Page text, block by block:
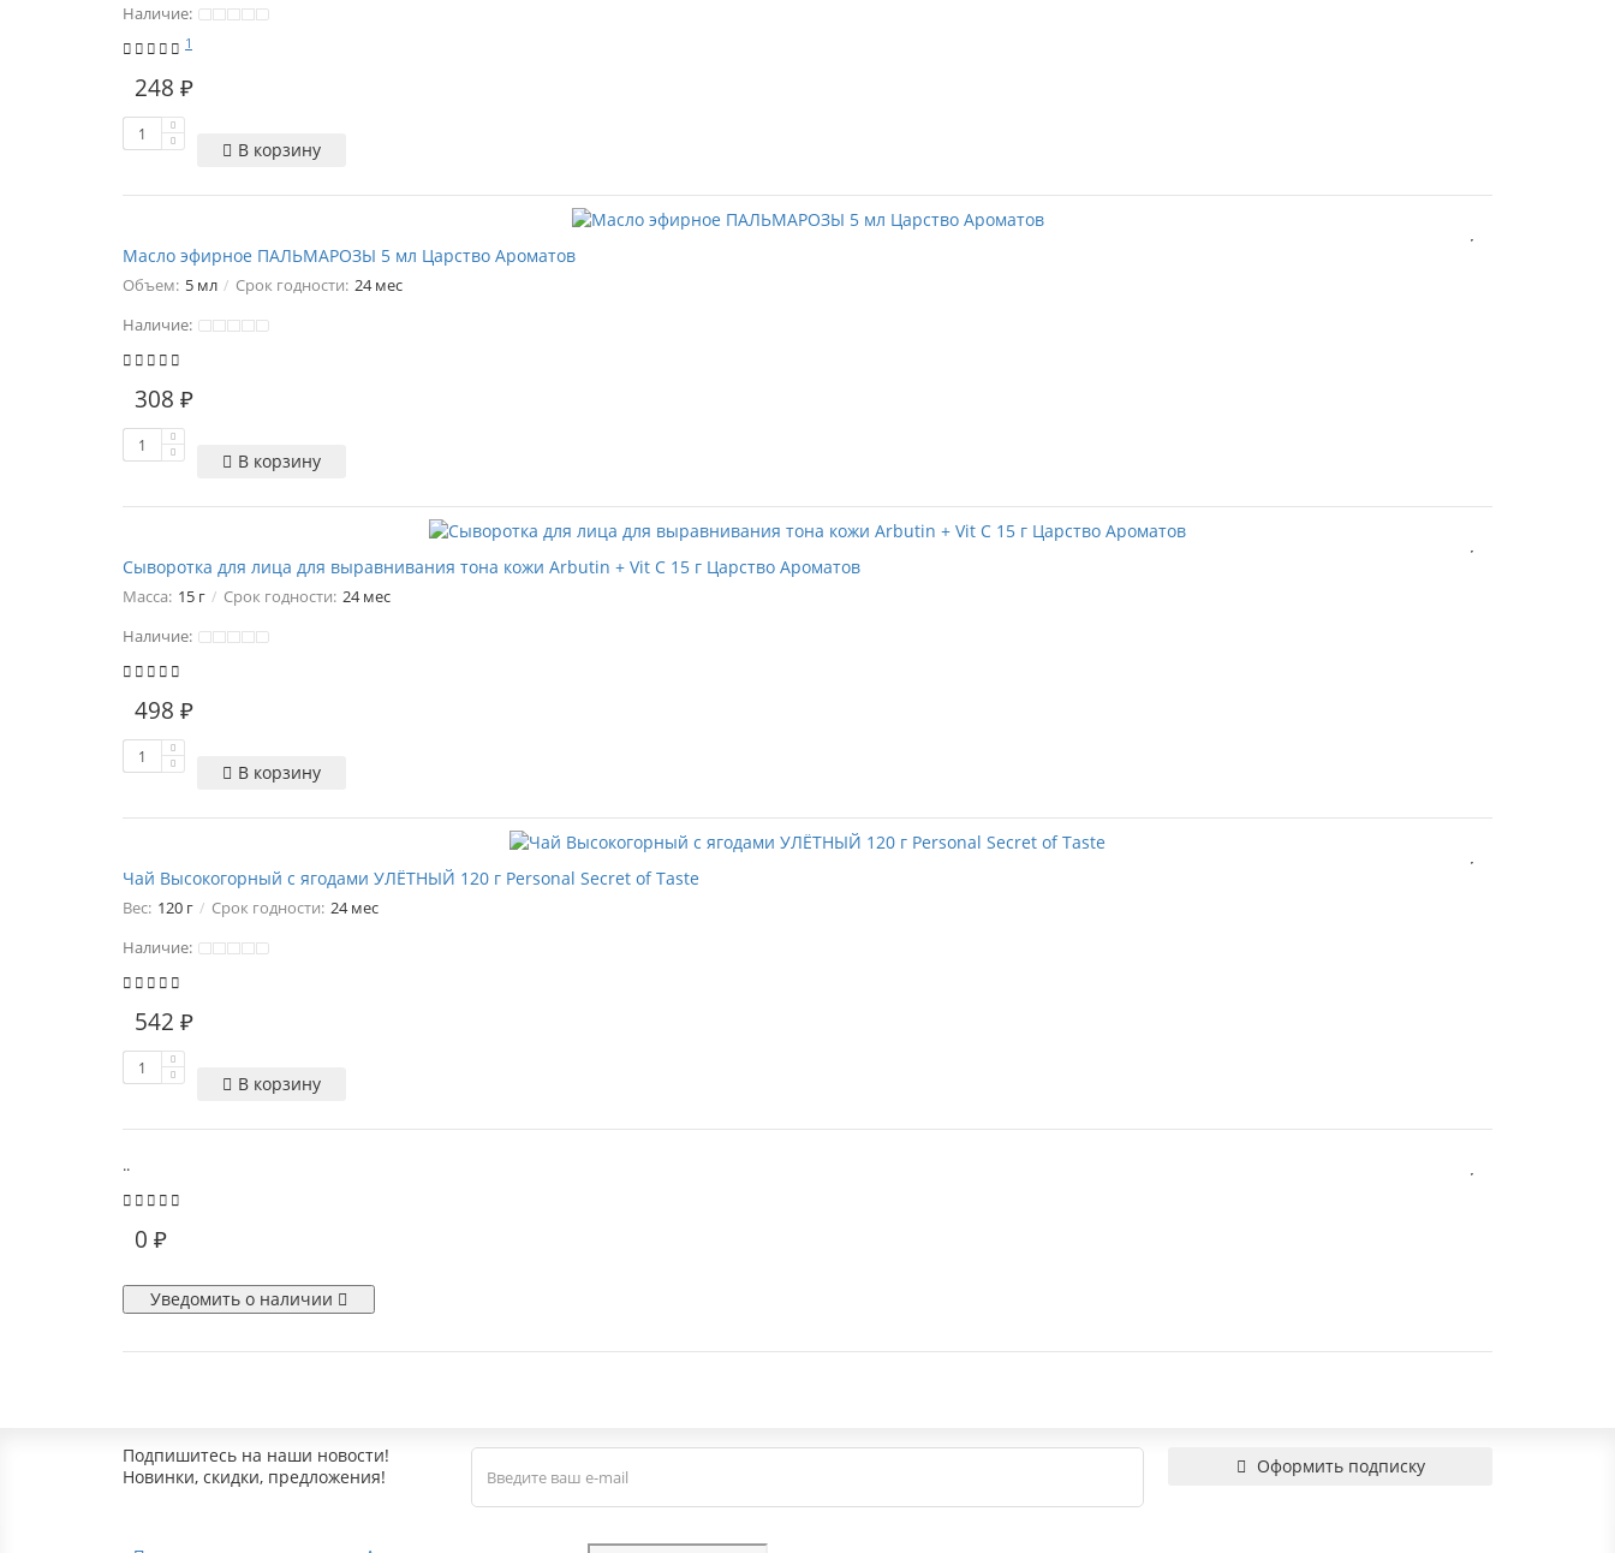
Наличие:
1
248 ₽
В корзину
Масло эфирное ПАЛЬМАРОЗЫ 5 мл Царство Ароматов
Объем: 5 мл Срок годности: 24 мес
Наличие:
308 ₽
В корзину
Сыворотка для лица для выравнивания тона кожи Arbutin + Vit C 15 г Царство Ароматов
Масса: 15 г Срок годности: 24 мес
Наличие:
498 ₽
В корзину
Чай Высокогорный с ягодами УЛЁТНЫЙ 120 г Personal Secret of Taste
Вес: 120 г Срок годности: 24 мес
Наличие:
542 ₽
В корзину
..
0 ₽
Уведомить о наличии
Подпишитесь на наши новости!
Новинки, скидки, предложения!
Оформить подписку